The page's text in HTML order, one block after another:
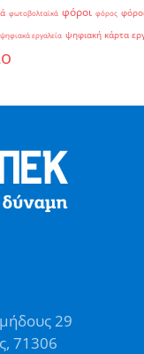
φωτοβολταϊκά φόροι φόρος
ψηφιακά εργαλεία ψηφιακή κάρτα
29
71306